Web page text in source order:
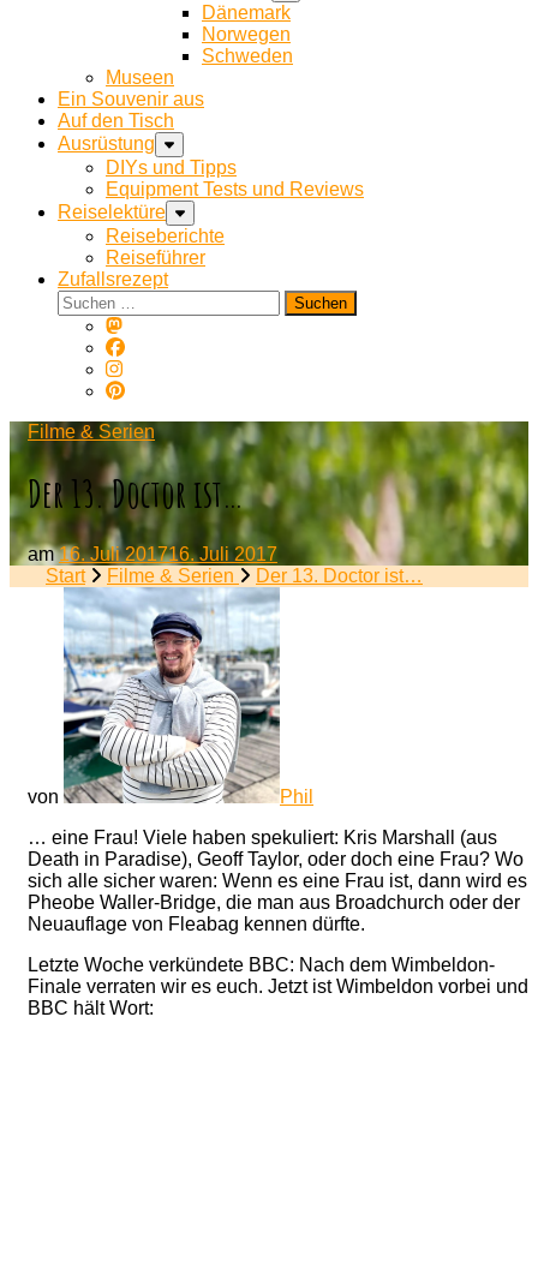
Dänemark
Norwegen
Schweden
Museen
Ein Souvenir aus
Auf den Tisch
Ausrüstung
DIYs und Tipps
Equipment Tests und Reviews
Reiselektüre
Reiseberichte
Reiseführer
Zufallsrezept
Suchen
nach:
Filme & Serien
Der 13. Doctor ist…
am16. Juli 201716. Juli 2017
Start
Filme & Serien Der 13. Doctor ist…
von
Phil
… eine Frau! Viele haben spekuliert: Kris Marshall (aus
Death in Paradise), Geoff Taylor, oder doch eine Frau? Wo
sich alle sicher waren: Wenn es eine Frau ist, dann wird es
Pheobe Waller-Bridge, die man aus Broadchurch oder der
Neuauflage von Fleabag kennen dürfte.
Letzte Woche verkündete BBC: Nach dem Wimbeldon-
Finale verraten wir es euch. Jetzt ist Wimbeldon vorbei und
BBC hält Wort: